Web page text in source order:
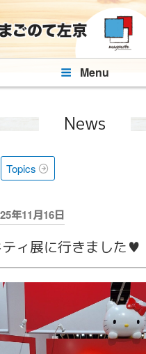
Menu
News
Topics
年11月16日
ィ展に行きました♥️